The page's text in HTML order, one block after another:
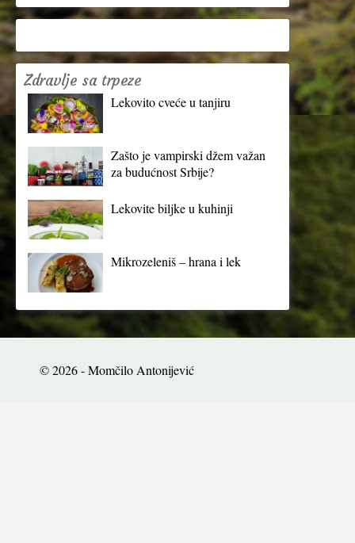
Zdravlje sa trpeze
Lekovito cveće u tanjiru
Zašto je vampirski džem važan
za budućnost Srbije?
Lekovite biljke u kuhinji
Mikrozeleniš – hrana i lek
© 2026 - Momčilo Antonijević